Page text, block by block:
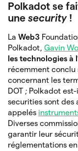
Polkadot se
une security !
La Web3
Polkadot, Gavin
les technologies à
récemment conclu
concernant les
DOT ; Polkadot
securities sont des
appelés
Diverses
garantir leur
réglementations